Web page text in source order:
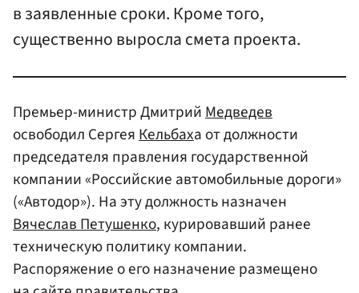
в заявленные сроки. Кроме того,
существенно выросла смета проекта.
Премьер-министр ДмитрийМедведев
освободил СергеяКельбаха от должности
председателя правления государственной
компании «Российские автомобильные дороги»
(«Автодор»). На эту должность назначен
Вячеслав Петушенко, курировавший ранее
техническую политику компании.
Распоряжение о его назначение размещено